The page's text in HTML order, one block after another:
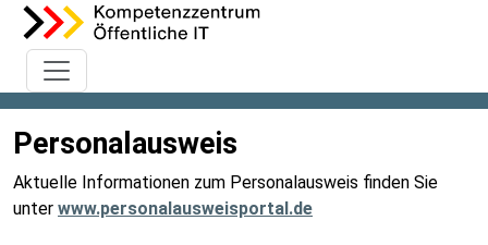
Personalausweis
Aktuelle Informationen zum Personalausweis finden Sie
unter www.personalausweisportal.de